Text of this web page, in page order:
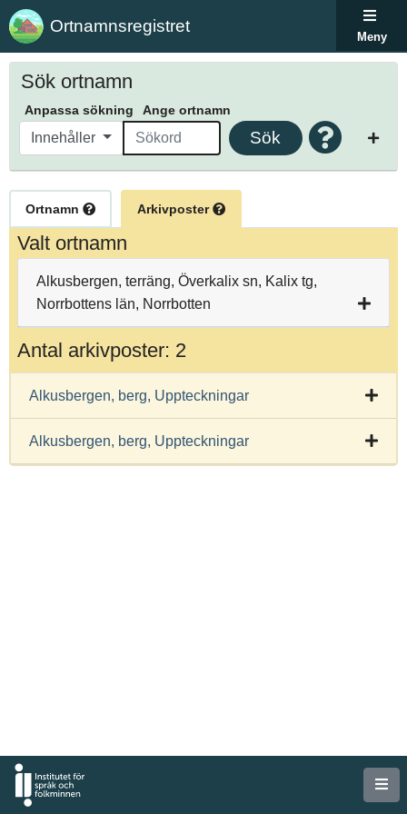
Ortnamnsregistret
Meny
Sök ortnamn
Anpassa sökning Ange ortnamn
Innehåller Sök
Ortnamn Arkivposter
Valt ortnamn
Alkusbergen, terräng, Överkalix sn, Kalix tg,
Norrbottens län, Norrbotten
Antal arkivposter: 2
Alkusbergen, berg, Uppteckningar
Alkusbergen, berg, Uppteckningar